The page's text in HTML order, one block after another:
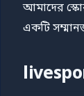
আমাদের
একটি